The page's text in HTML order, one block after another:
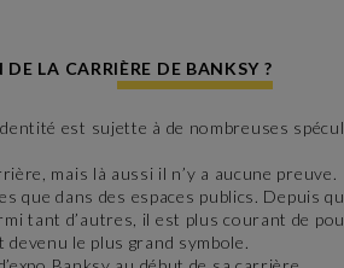
LA CARRIÈRE DE BANKSY ?
est sujette à de nombreuses
mais là aussi il n’y a aucune preuve.
que dans des espaces publics. Depuis
tant d’autres, il est plus courant de
le plus grand symbole.